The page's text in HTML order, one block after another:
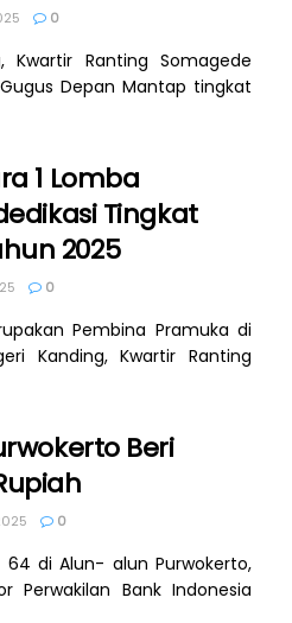
0
Kwartir Ranting Somagede
Depan Mantap tingkat
1 Lomba
Tingkat
2025
0
Pembina Pramuka di
Kanding, Kwartir Ranting
Beri
0
64 di Alun- alun Purwokerto,
Perwakilan Bank Indonesia